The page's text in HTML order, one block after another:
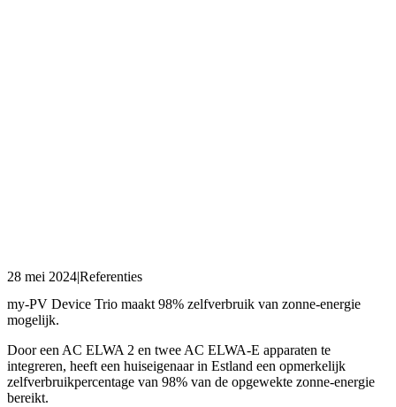
28 mei 2024|Referenties
my-PV Device Trio maakt 98% zelfverbruik van zonne-energie
mogelijk.
Door een AC ELWA 2 en twee AC ELWA-E apparaten te
integreren, heeft een huiseigenaar in Estland een opmerkelijk
zelfverbruikpercentage van 98% van de opgewekte zonne-energie
bereikt.